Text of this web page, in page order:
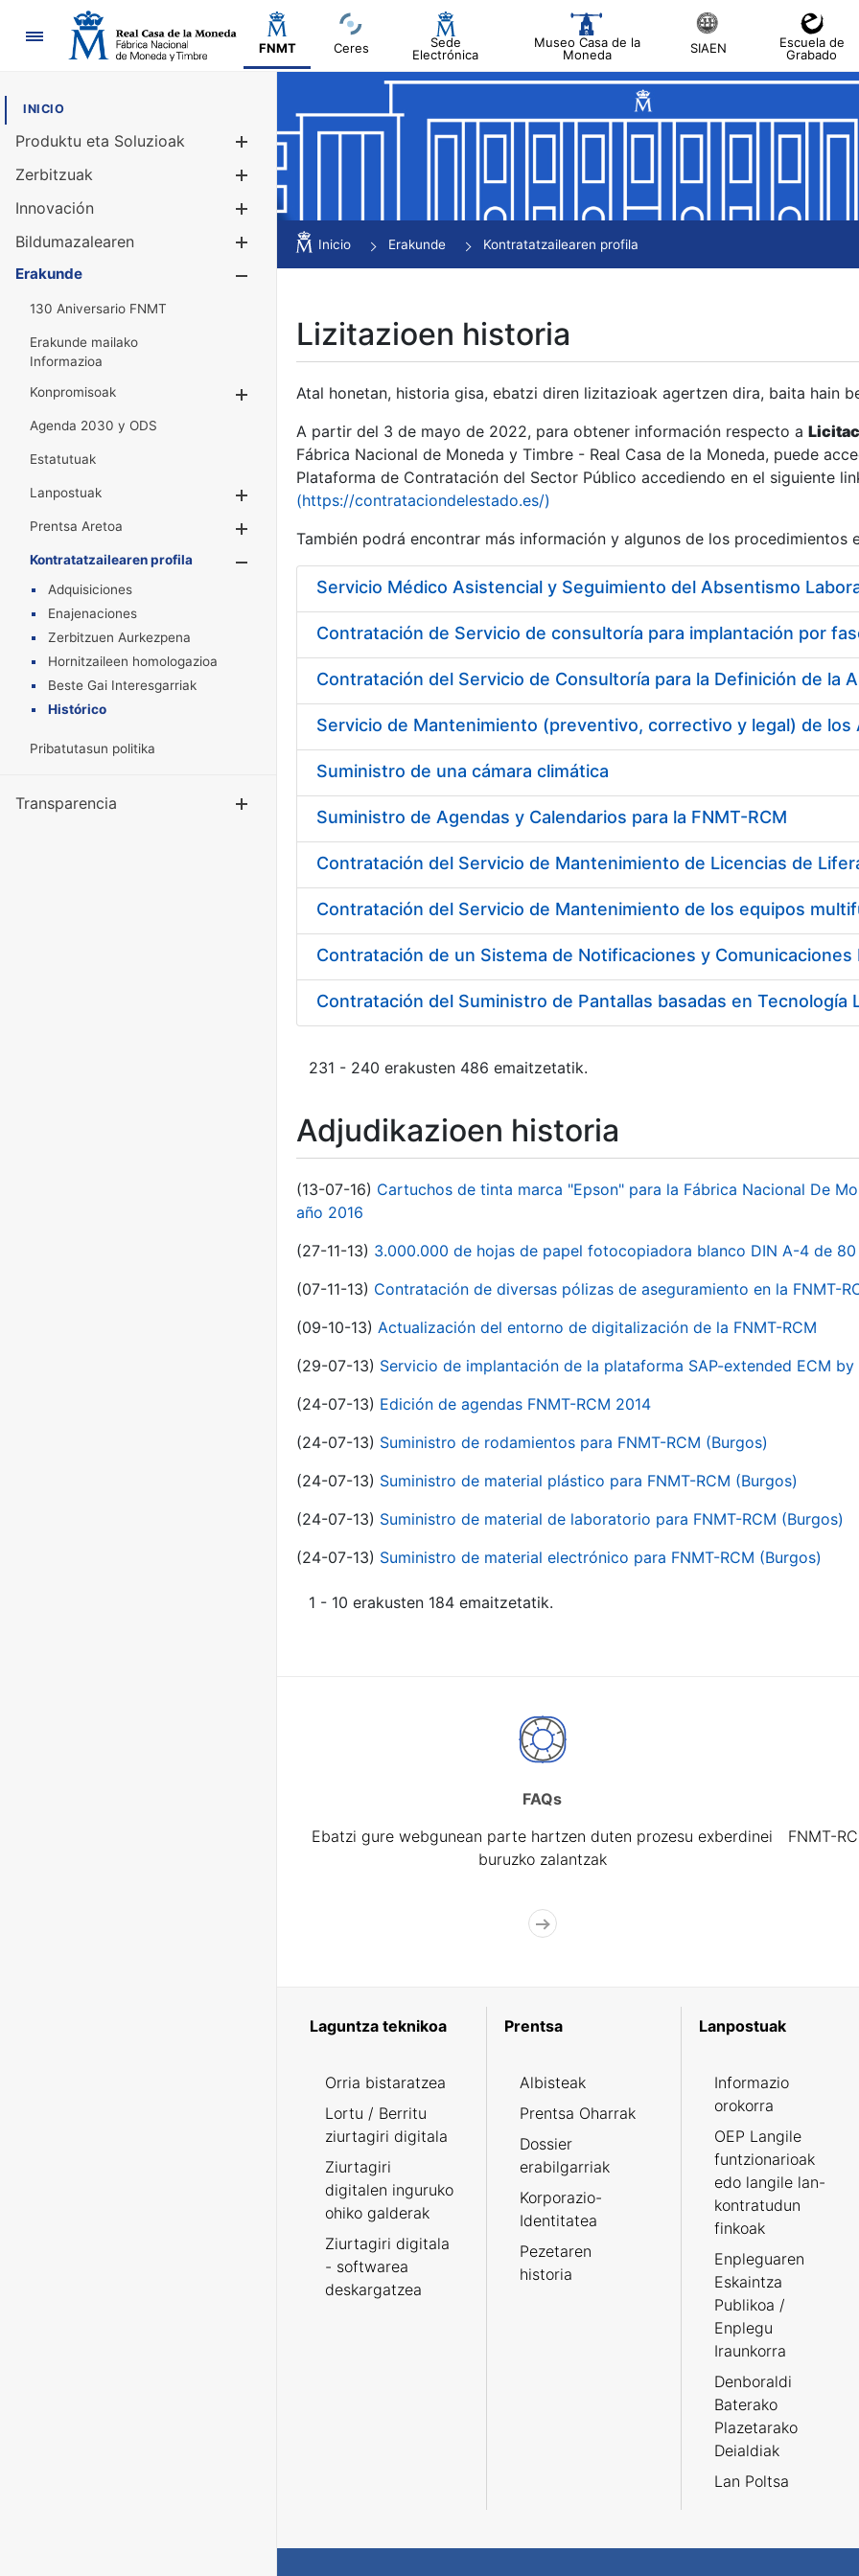
Nabigazioa
FNMT Ceres
Sede
Electrónica
Museo Casa de la
Moneda
SIAEN
Escuela de
Grabado
INICIO
Produktu eta Soluzioak
Erakutsi/Ezkutatu
Zerbitzuak
Innovación
Bildumazalearen
Erakutsi/Ezkutatu
Erakunde
130 Aniversario FNMT
Erakunde mailako
Informazioa
Konpromisoak
Erakutsi/Ezkutatu
Agenda 2030 y ODS
Estatutuak
Lanpostuak
Erakutsi/Ezkutatu
Prentsa Aretoa
Erakutsi/Ezkutatu
Kontratatzailearen profila
Erakutsi/Ezkutatu
Adquisiciones
Enajenaciones
Zerbitzuen Aurkezpena
Hornitzaileen homologazioa
Beste Gai Interesgarriak
Histórico
Pribatutasun politika
Transparencia Erakutsi/Ezkutatu
Inicio Erakunde Kontratatzailearen profila
Lizitazioen historia
Atal honetan, historia gisa, ebatzi diren lizitazioak agertzen dira, baita hain
A partir del 3 de mayo de 2022, para obtener información respecto a
Fábrica Nacional de Moneda y Timbre - Real Casa de la Moneda, puede
Plataforma de Contratación del Sector Público accediendo en el siguiente
(https://contrataciondelestado.es/)
También podrá encontrar más información y algunos de los procedimientos
Servicio Médico Asistencial y Seguimiento del Absentismo
Contratación del Servicio de Consultoría para la Definición de la
Suministro de una cámara climática
Suministro de Agendas y Calendarios para la FNMT-RCM
Contratación del Servicio de Mantenimiento de Licencias de
Contratación del Servicio de Mantenimiento de los equipos
Contratación del Suministro de Pantallas basadas en Tecnología
231 - 240 erakusten 486 emaitzetatik.
Adjudikazioen historia
(13-07-16) Cartuchos de tinta marca "Epson" para la Fábrica Nacional De
año 2016
(27-11-13) 3.000.000 de hojas de papel fotocopiadora blanco DIN A-4 de 80
(07-11-13) Contratación de diversas pólizas de aseguramiento en la FNMT-
(09-10-13) Actualización del entorno de digitalización de la FNMT-RCM
(29-07-13) Servicio de implantación de la plataforma SAP-extended ECM by
(24-07-13) Edición de agendas FNMT-RCM 2014
(24-07-13) Suministro de rodamientos para FNMT-RCM (Burgos)
(24-07-13) Suministro de material plástico para FNMT-RCM (Burgos)
(24-07-13) Suministro de material de laboratorio para FNMT-RCM (Burgos)
(24-07-13) Suministro de material electrónico para FNMT-RCM (Burgos)
1 - 10 erakusten 184 emaitzetatik.
FAQs
Ebatzi gure webgunean parte hartzen duten prozesu exberdinei
buruzko zalantzak
FNMT-
Laguntza teknikoa
Orria bistaratzea
Lortu / Berritu
ziurtagiri digitala
Ziurtagiri
digitalen inguruko
ohiko galderak
Ziurtagiri digitala
- softwarea
deskargatzea
Prentsa
Albisteak
Prentsa Oharrak
Dossier
erabilgarriak
Korporazio-
Identitatea
Pezetaren
historia
Lanpostuak
Informazio
orokorra
OEP Langile
funtzionarioak
edo langile lan-
kontratudun
finkoak
Enpleguaren
Eskaintza
Publikoa /
Enplegu
Iraunkorra
Denboraldi
Baterako
Plazetarako
Deialdiak
Lan Poltsa